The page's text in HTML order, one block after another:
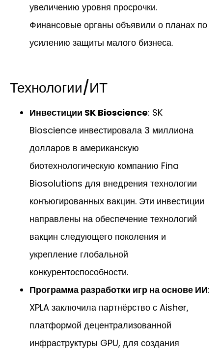
увеличению уровня просрочки.
Финансовые органы объявили о планах по
усилению защиты малого бизнеса.
Технологии/ИТ
Инвестиции SK Bioscience: SK
Bioscience инвестировала 3 миллиона
долларов в американскую
биотехнологическую компанию Fina
Biosolutions для внедрения технологии
конъюгированных вакцин. Эти инвестиции
направлены на обеспечение технологий
вакцин следующего поколения и
укрепление глобальной
конкурентоспособности.
Программа разработки игр на основе ИИ:
XPLA заключила партнёрство с Aisher,
платформой децентрализованной
инфраструктуры GPU, для создания